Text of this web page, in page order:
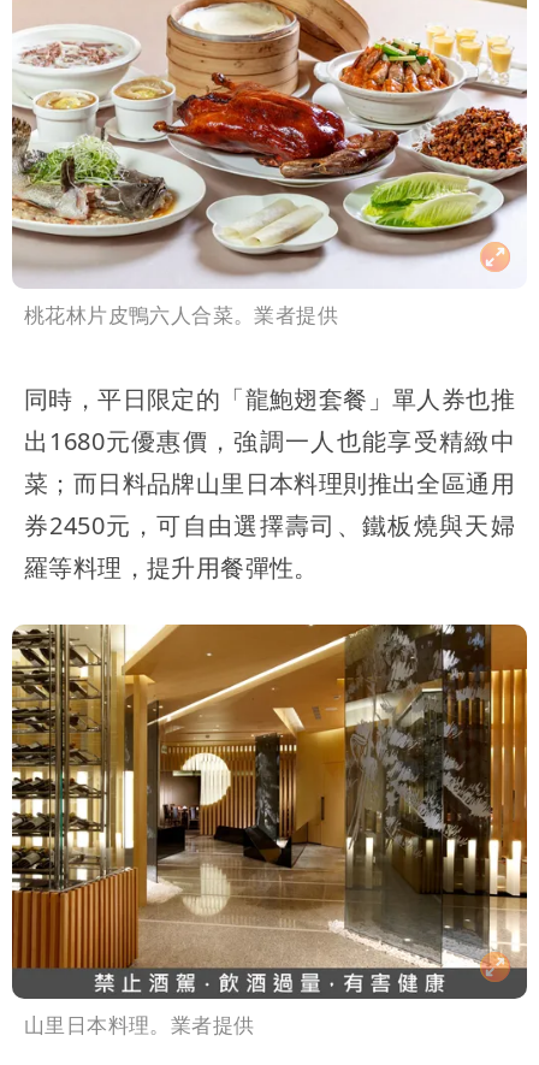
桃花林片皮鴨六人合菜。業者提供
同時，平日限定的「龍鮑翅套餐」單人券也推
出1680元優惠價，強調一人也能享受精緻中
菜；而日料品牌山里日本料理則推出全區通用
券2450元，可自由選擇壽司、鐵板燒與天婦
羅等料理，提升用餐彈性。
山里日本料理。業者提供